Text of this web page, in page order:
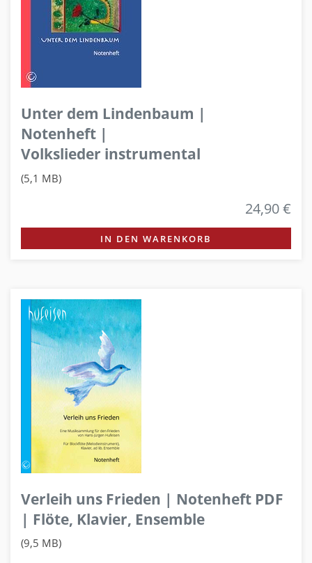
Unter dem Lindenbaum |
Notenheft |
Volkslieder instrumental
(5,1 MB)
24,90 €
IN DEN WARENKORB
Verleih uns Frieden | Notenheft PDF
| Flöte, Klavier, Ensemble
(9,5 MB)